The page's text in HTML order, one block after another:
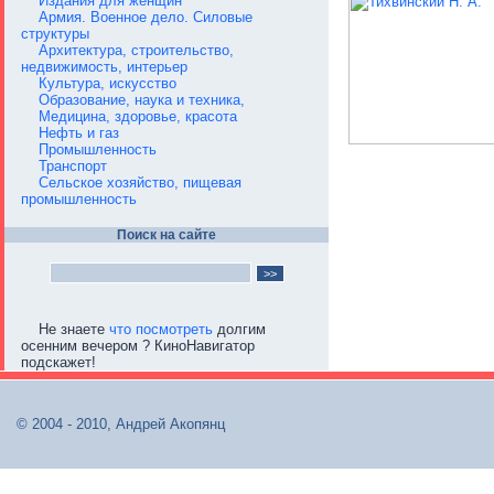
Армия. Военное дело. Силовые
структуры
Архитектура, строительство,
недвижимость, интерьер
Культура, искусство
Образование, наука и техника,
Медицина, здоровье, красота
Нефть и газ
Промышленность
Транспорт
Сельское хозяйство, пищевая
промышленность
Поиск на сайте
Не знаете что посмотреть долгим
осенним вечером ? КиноНавигатор
подскажет!
© 2004 - 2010, Андрей Акопянц